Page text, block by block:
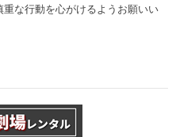
な行動を心がけるようお願いい